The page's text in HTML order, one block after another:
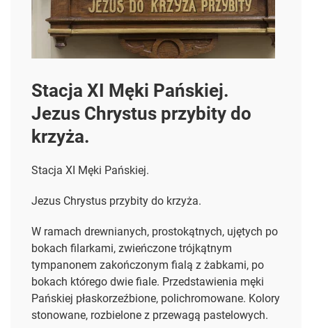
Stacja XI Męki Pańskiej.
Jezus Chrystus przybity do
krzyża.
Stacja XI Męki Pańskiej.
Jezus Chrystus przybity do krzyża.
W ramach drewnianych, prostokątnych, ujętych po
bokach filarkami, zwieńczone trójkątnym
tympanonem zakończonym fialą z żabkami, po
bokach którego dwie fiale. Przedstawienia męki
Pańskiej płaskorzeźbione, polichromowane. Kolory
stonowane, rozbielone z przewagą pastelowych.